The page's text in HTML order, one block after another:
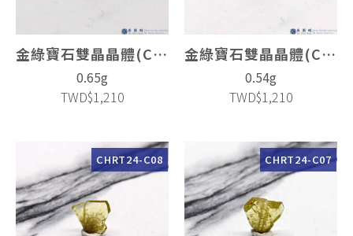
金綠寶石雙晶晶體(Chrysoberyl Twin)
0.65g
TWD$1,210
金綠寶石雙晶晶體(Chrysoberyl Twin)
0.54g
TWD$1,210
CHRT24-C08 CHRT24-C07